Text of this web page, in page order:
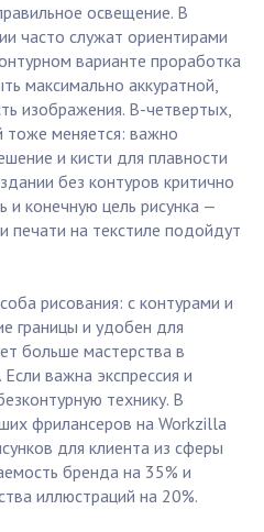
освещение. В
часто служат ориентирами
варианте проработка
максимально аккуратной,
изображения. В-четвертых,
тоже меняется: важно
и кисти для плавности
без контуров критично
и конечную цель рисунка —
печати на текстиле подойдут
рисования: с контурами и
границы и удобен для
больше мастерства в
важна экспрессия и
технику. В
фрилансеров на Workzilla
для клиента из сферы
бренда на 35% и
иллюстраций на 20%.